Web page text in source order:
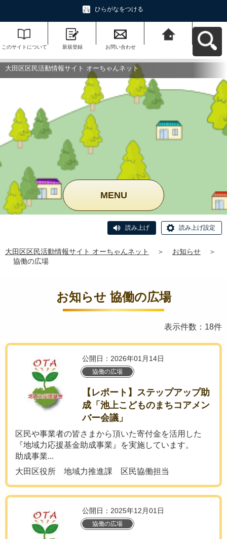
ひらがなをつける
このサイトについて 新規登録 お問い合わせ
ットへ戻る
大田区区民活動情報サイト オーちゃんネット
MENU
読み上げ 読み上げ設定
大田区区民活動情報サイト オーちゃんネット ＞ お知らせ
＞
協働の広場
お知らせ 協働の広場
表示件数：18件
公開日：2026年01月14日
協働の広場
【レポート】ステップアップ助
成「池上こどものまちコアメン
バー会議」
区民や事業者の皆さまから頂いた寄付金を活用した
『地域力応援基金助成事業』を実施しています。
助成事業...
大田区役所 地域力推進課 区民協働担当
公開日：2025年12月01日
協働の広場